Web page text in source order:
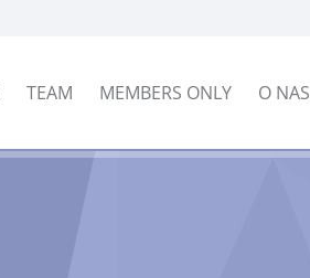
TEAM MEMBERS ONLY O NAS